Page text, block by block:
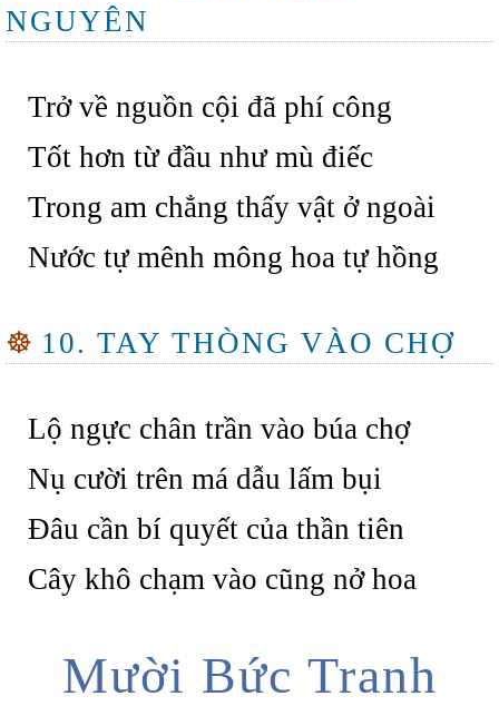
NGUYÊN
Trở về nguồn cội đã phí công
Tốt hơn từ đầu như mù điếc
Trong am chẳng thấy vật ở ngoài
Nước tự mênh mông hoa tự hồng
☸ 10. TAY THÒNG VÀO CHỢ
Lộ ngực chân trần vào búa chợ
Nụ cười trên má dẫu lấm bụi
Đâu cần bí quyết của thần tiên
Cây khô chạm vào cũng nở hoa
Mười Bức Tranh